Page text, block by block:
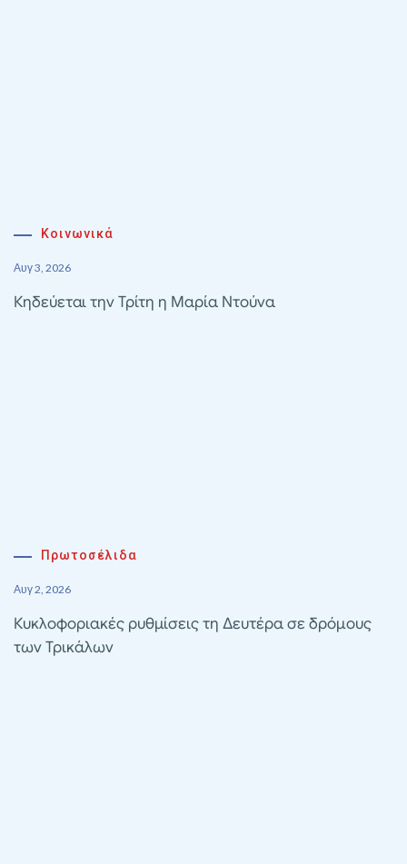
Κοινωνικά
Αυγ 3, 2026
Κηδεύεται την Τρίτη η Μαρία Ντούνα
Πρωτοσέλιδα
Αυγ 2, 2026
Κυκλοφοριακές ρυθμίσεις τη Δευτέρα σε δρόμους
των Τρικάλων